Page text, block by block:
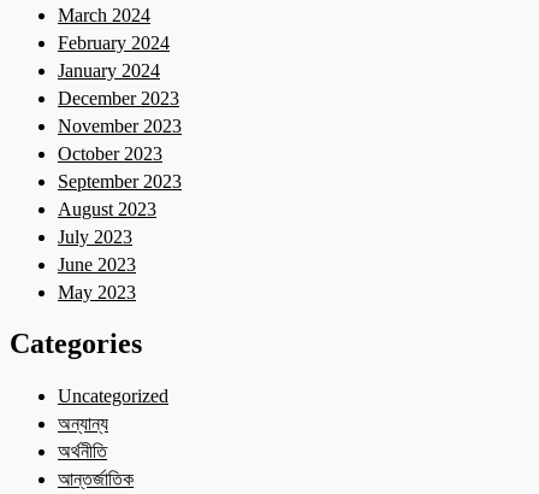
March 2024
February 2024
January 2024
December 2023
November 2023
October 2023
September 2023
August 2023
July 2023
June 2023
May 2023
Categories
Uncategorized
অন্যান্য
অর্থনীতি
আন্তর্জাতিক